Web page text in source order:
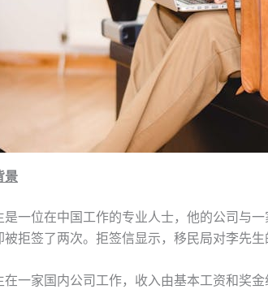
景
是一位在中国工作的专业人士，他的公司与
被拒签了两次。拒签信显示，移民局对李先生
在一家国内公司工作，收入由基本工资和奖